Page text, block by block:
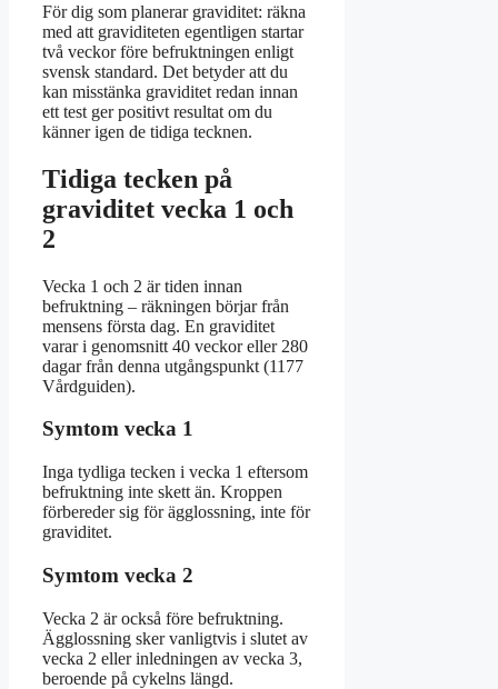
För dig som planerar graviditet: räkna
med att graviditeten egentligen startar
två veckor före befruktningen enligt
svensk standard. Det betyder att du
kan misstänka graviditet redan innan
ett test ger positivt resultat om du
känner igen de tidiga tecknen.
Tidiga tecken på
graviditet vecka 1 och
2
Vecka 1 och 2 är tiden innan
befruktning – räkningen börjar från
mensens första dag. En graviditet
varar i genomsnitt 40 veckor eller 280
dagar från denna utgångspunkt (1177
Vårdguiden).
Symtom vecka 1
Inga tydliga tecken i vecka 1 eftersom
befruktning inte skett än. Kroppen
förbereder sig för ägglossning, inte för
graviditet.
Symtom vecka 2
Vecka 2 är också före befruktning.
Ägglossning sker vanligtvis i slutet av
vecka 2 eller inledningen av vecka 3,
beroende på cykelns längd.